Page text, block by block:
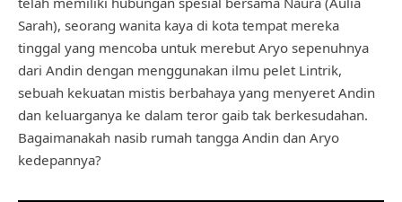
Sarah), seorang wanita kaya di kota tempat mereka
tinggal yang mencoba untuk merebut Aryo sepenuhnya
dari Andin dengan menggunakan ilmu pelet Lintrik,
sebuah kekuatan mistis berbahaya yang menyeret Andin
dan keluarganya ke dalam teror gaib tak berkesudahan.
Bagaimanakah nasib rumah tangga Andin dan Aryo
kedepannya?